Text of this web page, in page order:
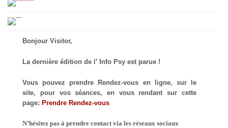
Bonjour Visitor,
La dernière édition de l’ Info Psy est parue !
Vous pouvez prendre Rendez-vous en ligne, sur le
site, pour vos séances, en vous rendant sur cette
page:Prendre Rendez-vous
N’hésitez pas à prendre contact via les réseaux sociaux